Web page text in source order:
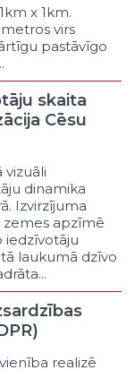
aprūpes
pieejamības
personām)
x 1km.
virs
pastāvīgo
skaita
Cēsu
vizuāli
dinamika
Izvirzījuma
zemes apzīmē
iedzīvotāju
laukumā dzīvo
realizē